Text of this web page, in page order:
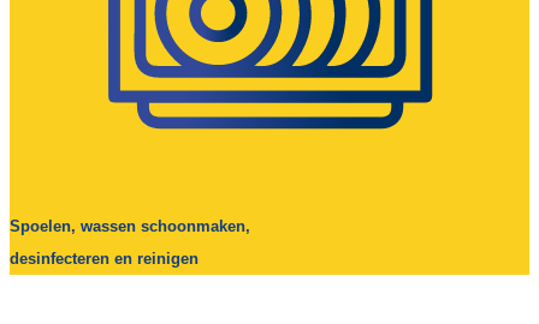
Spoelen, wassen schoonmaken,
desinfecteren en reinigen